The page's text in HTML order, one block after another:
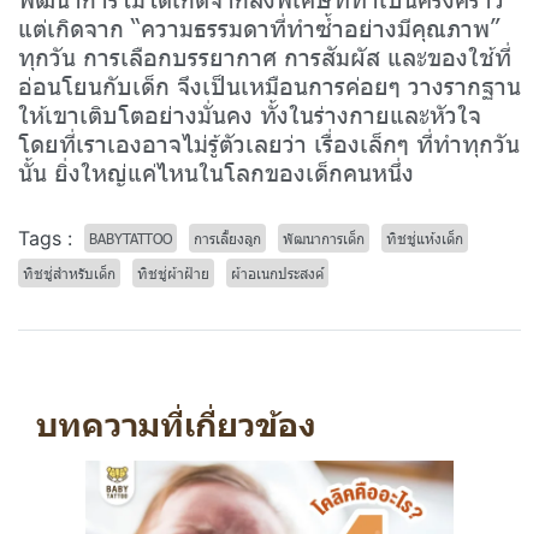
แต่เกิดจาก “ความธรรมดาที่ทำซ้ำอย่างมีคุณภาพ”
ทุกวัน การเลือกบรรยากาศ การสัมผัส และของใช้ที่
อ่อนโยนกับเด็ก จึงเป็นเหมือนการค่อยๆ วางรากฐาน
ให้เขาเติบโตอย่างมั่นคง ทั้งในร่างกายและหัวใจ
โดยที่เราเองอาจไม่รู้ตัวเลยว่า เรื่องเล็กๆ ที่ทำทุกวัน
นั้น ยิ่งใหญ่แค่ไหนในโลกของเด็กคนหนึ่ง
Tags : BABYTATTOO การเลี้ยงลูก พัฒนาการเด็ก
ทิชชู่แห้งเด็ก
ทิชชู่สำหรับเด็ก
ทิชชู่ผ้าฝ้าย ผ้าอเนกประสงค์
บทความที่เกี่ยวข้อง